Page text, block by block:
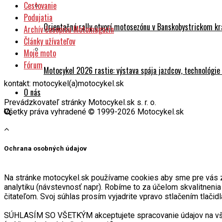
Orientačná rally otvorí motosezónu v Banskobystrickom kraji
Motocykel 2026 rastie: výstava spája jazdcov, technológie
O nás
Podujatia
Archív časopisu Motomagazín
Články užívateľov
Moje moto
Fórum
kontakt: motocykel(a)motocykel.sk
Prevádzkovateľ stránky Motocykel.sk s. r. o.
Všetky práva vyhradené © 1999-2026 Motocykel.sk
analytiku (návstevnosť napr). Robíme to za účelom
čitateľom. Svoj súhlas prosím vyjadrite vpravo stlačením
(môžete ho kedykoľvek zmeniť).